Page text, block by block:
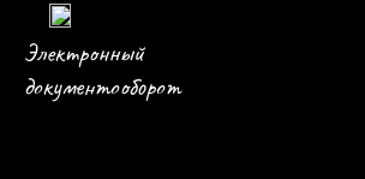
Электронный
документооборот